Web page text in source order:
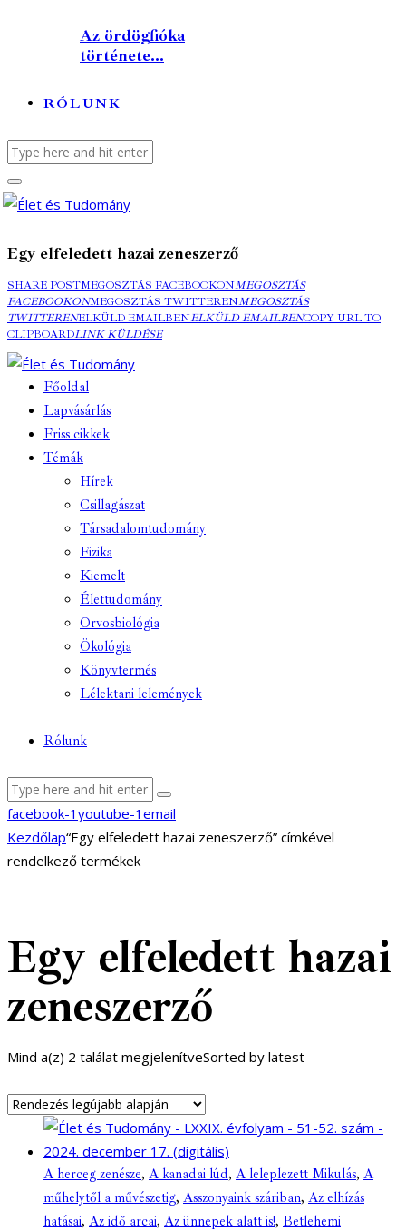
Az ördögfióka
története...
RÓLUNK
Egy elfeledett hazai zeneszerző
SHARE POSTMEGOSZTÁS FACEBOOKONMEGOSZTÁS
FACEBOOKONMEGOSZTÁS TWITTERENMEGOSZTÁS
TWITTERENELKÜLD EMAILBENELKÜLD EMAILBENCOPY URL TO
CLIPBOARDLINK KÜLDÉSE
Főoldal
Lapvásárlás
Friss cikkek
Témák
Hírek
Csillagászat
Társadalomtudomány
Fizika
Kiemelt
Élettudomány
Orvosbiológia
Ökológia
Könyvtermés
Lélektani lelemények
Rólunk
facebook-1 youtube-1 email
Kezdőlap“Egy elfeledett hazai zeneszerző” címkével
rendelkező termékek
Egy elfeledett hazai
zeneszerző
Mind a(z) 2 találat megjelenítveSorted by latest
A herceg zenésze, A kanadai lúd, A leleplezett Mikulás, A
műhelytől a művészetig, Asszonyaink száriban, Az elhízás
hatásai, Az idő arcai, Az ünnepek alatt is!, Betlehemi